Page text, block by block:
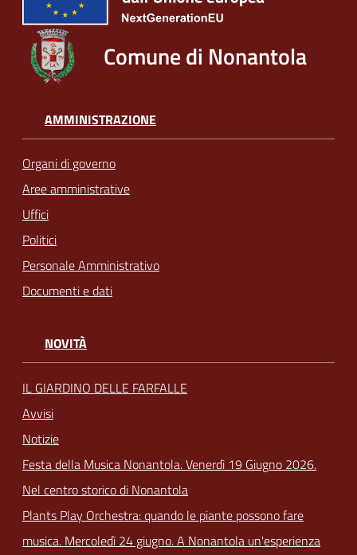
Comune di Nonantola
AMMINISTRAZIONE
Organi di governo
Aree amministrative
Uffici
Politici
Personale Amministrativo
Documenti e dati
NOVITÀ
IL GIARDINO DELLE FARFALLE
Avvisi
Notizie
Festa della Musica Nonantola. Venerdì 19 Giugno 2026.
Nel centro storico di Nonantola
Plants Play Orchestra: quando le piante possono fare
musica. Mercoledì 24 giugno. A Nonantola un'esperienza